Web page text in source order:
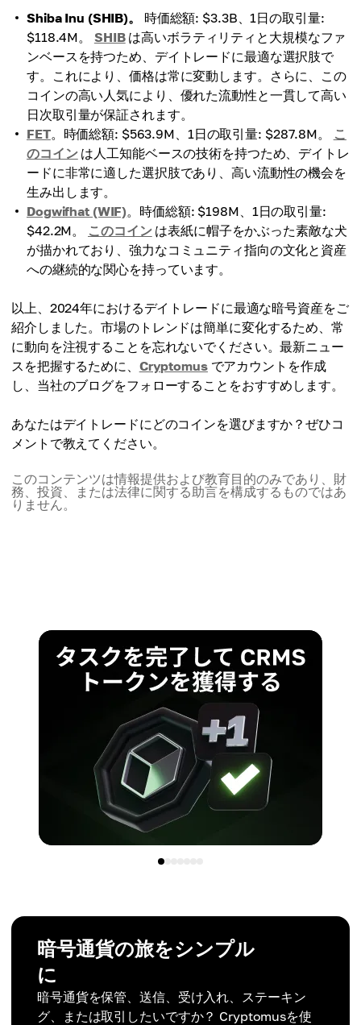
Shiba Inu (SHIB)。
時価総額: $3.3B、1日の取引量:
$118.4M。 SHIBは高いボラティリティと大規模なファ
ンベースを持つため、デイトレードに最適な選択肢で
す。これにより、価格は常に変動します。さらに、この
コインの高い人気により、優れた流動性と一貫して高い
日次取引量が保証されます。
FET。時価総額: $563.9M、1日の取引量: $287.8M。
こ
のコインは人工知能ベースの技術を持つため、デイトレ
ードに非常に適した選択肢であり、高い流動性の機会を
生み出します。
Dogwifhat (WIF)。時価総額: $198M、1日の取引量:
$42.2M。 このコインは表紙に帽子をかぶった素敵な犬
が描かれており、強力なコミュニティ指向の文化と資産
への継続的な関心を持っています。
以上、2024年におけるデイトレードに最適な暗号資産をご
紹介しました。市場のトレンドは簡単に変化するため、常
に動向を注視することを忘れないでください。最新ニュー
スを把握するために、 Cryptomusでアカウントを作成
し、当社のブログをフォローすることをおすすめします。
あなたはデイトレードにどのコインを選びますか？ぜひコ
メントで教えてください。
このコンテンツは情報提供および教育目的のみであり、財
務、投資、または法律に関する助言を構成するものではあ
りません。
暗号通貨の旅をシンプル
に
暗号通貨を保管、送信、受け入れ、ステーキン
グ、または取引したいですか？ Cryptomusを使